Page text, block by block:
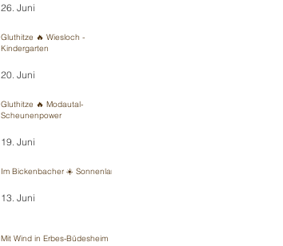
26. Juni
Gluthitze 🔥 Wiesloch -
Kindergarten
20. Juni
Gluthitze 🔥 Modautal-
Scheunenpower
19. Juni
Im Bickenbacher ☀️ Sonnenland
13. Juni
Mit Wind in Erbes-Büdesheim